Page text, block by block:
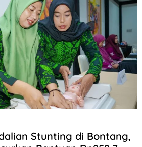
Stunting di Bontang,